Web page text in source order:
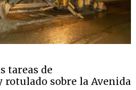
tareas de
sobre la Avenida